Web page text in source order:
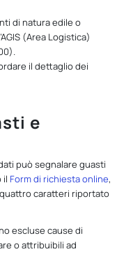
di natura edile o
(Area Logistica)
il dettaglio dei
e
può segnalare guasti
il Form di richiesta online,
caratteri riportato
escluse cause di
o attribuibili ad